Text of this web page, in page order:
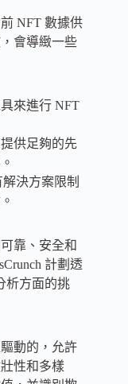
NFT 數據供
會導緻一些
來進行 NFT
供足夠的先
解決方案限制
靠、安全和
計劃透
析方面的挑
動的，允許
性和多樣